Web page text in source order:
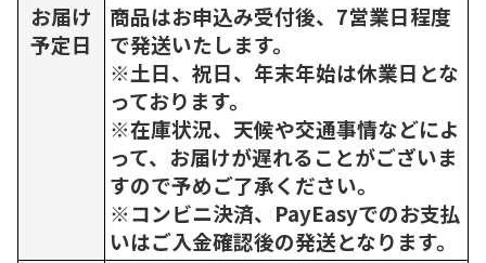
お届け
予定日
商品はお申込み受付後、7営業日程度
で発送いたします。
※土日、祝日、年末年始は休業日とな
っております。
※在庫状況、天候や交通事情などによ
って、お届けが遅れることがございま
すので予めご了承ください。
※コンビニ決済、PayEasyでのお支払
いはご入金確認後の発送となります。